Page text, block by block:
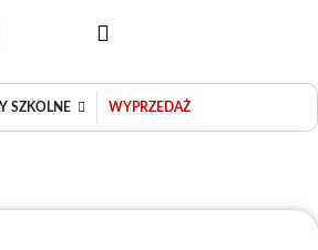
SZKOLNE WYPRZEDAŻ